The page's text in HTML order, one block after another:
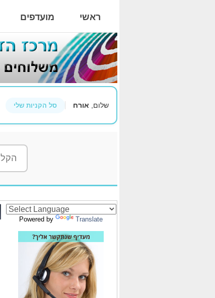
ראשי מועדפים
שלום, אורח סל הקניות שלי
Powered by Translate